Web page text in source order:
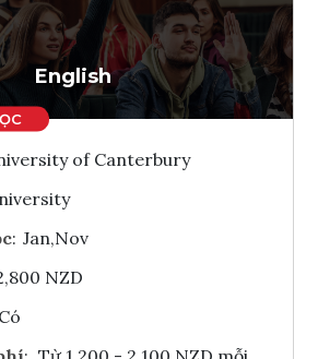
Tham vấn Interlink
English
of Canterbury
: Jan,Nov
NZD
Có